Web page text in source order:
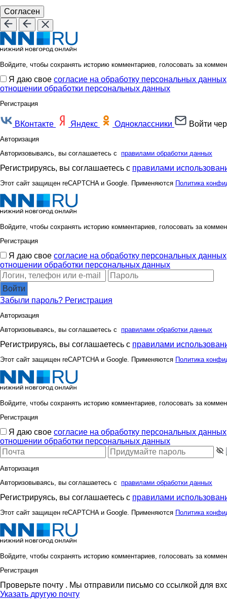
Лагранж
Согласен
Войдите, чтобы сохранять историю комментариев, голосовать за
Я даю свое согласие на обработку персональных данных
отношении обработки персональных данных
Регистрация
ВКонтакте Яндекс Одноклассники Войти
Авторизация
Авторизовываясь, вы соглашаетесь с правилами обработки данных
Регистрируясь, вы соглашаетесь с правилами
Этот сайт защищен reCAPTCHA и Google. Применяются Политика
Войдите, чтобы сохранять историю комментариев, голосовать за
Регистрация
Я даю свое согласие на обработку персональных данных
отношении обработки персональных данных
Войти
Забыли пароль? Регистрация
Авторизация
Авторизовываясь, вы соглашаетесь с правилами обработки данных
Регистрируясь, вы соглашаетесь с правилами
Этот сайт защищен reCAPTCHA и Google. Применяются Политика
Войдите, чтобы сохранять историю комментариев, голосовать за
Регистрация
Я даю свое согласие на обработку персональных данных
отношении обработки персональных данных
Авторизация
Авторизовываясь, вы соглашаетесь с правилами обработки данных
Регистрируясь, вы соглашаетесь с правилами
Этот сайт защищен reCAPTCHA и Google. Применяются Политика
Войдите, чтобы сохранять историю комментариев, голосовать за
Регистрация
Проверьте почту . Мы отправили письмо со ссылкой для
Указать другую почту